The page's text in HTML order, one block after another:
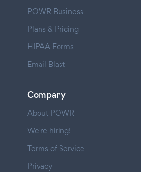
POWR Business
Plans & Pricing
HIPAA Forms
Email Blast
Company
About POWR
We're hiring!
Terms of Service
Privacy